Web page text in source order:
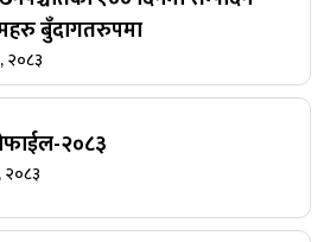
बुँदागतरुपमा
२०८३
२०८३
२०८३